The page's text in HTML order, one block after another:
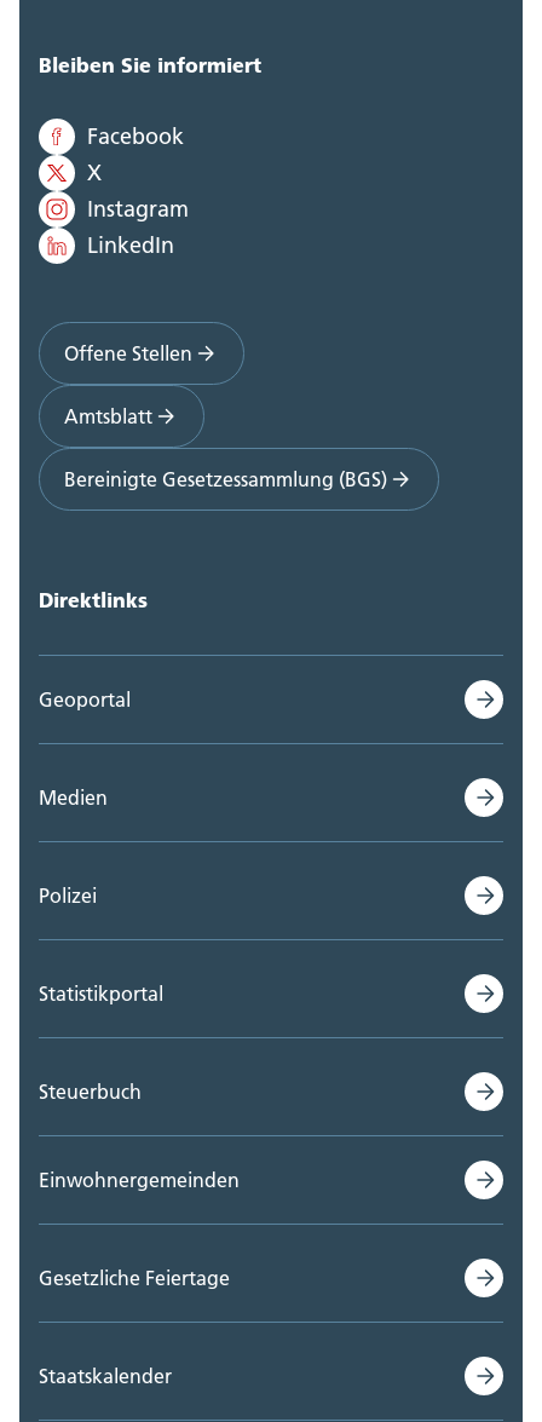
Bleiben Sie informiert
Facebook
X
Instagram
LinkedIn
Offene Stellen
Amtsblatt
Bereinigte Gesetzessammlung (BGS)
Direktlinks
Geoportal
Medien
Polizei
Statistikportal
Steuerbuch
Einwohnergemeinden
Gesetzliche Feiertage
Staatskalender